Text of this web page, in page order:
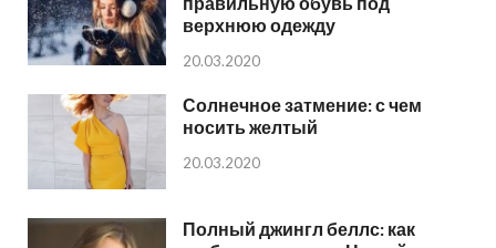
верхнюю одежду
20.03.2020
Солнечное затмение: с чем
носить желтый
20.03.2020
Полный джингл беллс: как